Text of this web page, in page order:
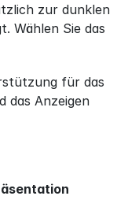
zur dunklen
Wählen Sie das
für das
das Anzeigen